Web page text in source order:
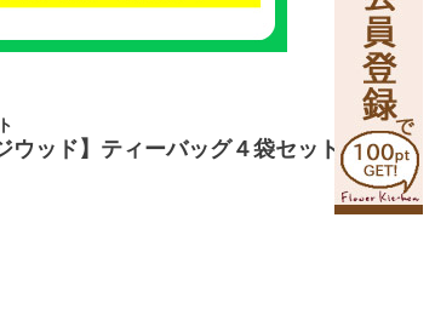
ウッド】ティーバッグ４袋セット